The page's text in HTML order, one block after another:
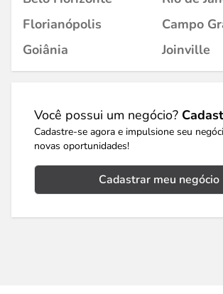
Florianópolis
Campo
Goiânia
Joinville
Você possui um negócio?
Cadastre-se agora e impulsione seu
novas oportunidades!
Cadastrar meu negócio